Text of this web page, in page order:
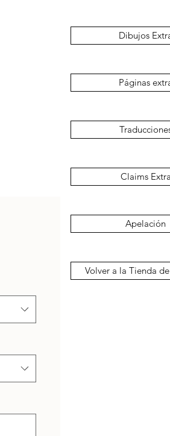
Dibujos
Páginas
Claims
Apelación
Volver a la Tienda